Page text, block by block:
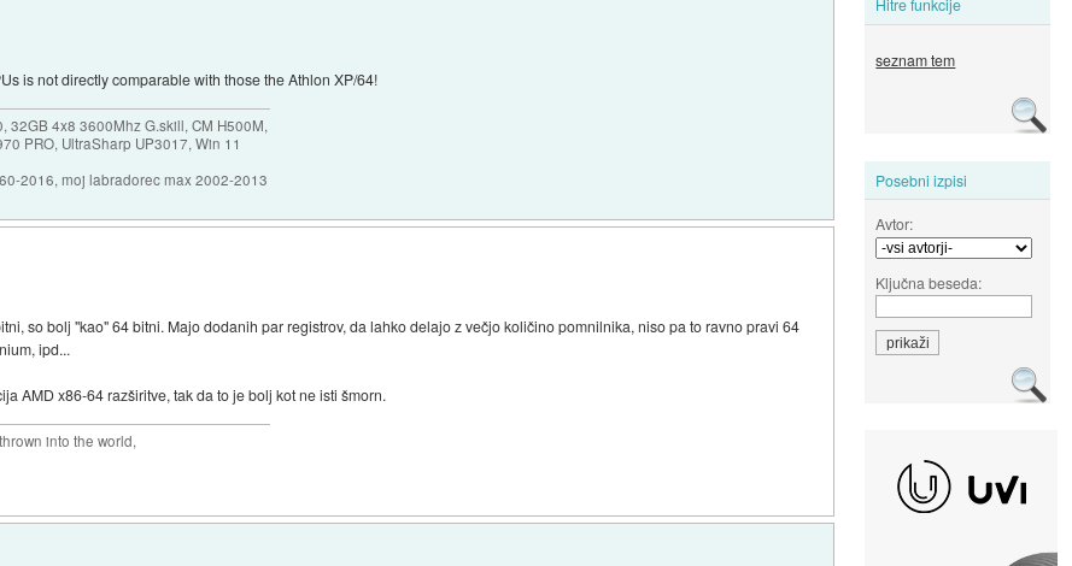
Hitre funkcije
seznam tem
Posebni izpisi
Avtor:
Ključna beseda:
is not directly comparable with those the Athlon XP/64!
32GB 4x8 3600Mhz G.skill, CM H500M,
PRO, UltraSharp UP3017, Win 11
2016, moj labradorec max 2002-2013
so bolj "kao" 64 bitni. Majo dodanih par registrov, da lahko delajo z večjo količino pomnilnika, niso pa to ravno pravi 64
ipd...
AMD x86-64 razširitve, tak da to je bolj kot ne isti šmorn.
into the world,